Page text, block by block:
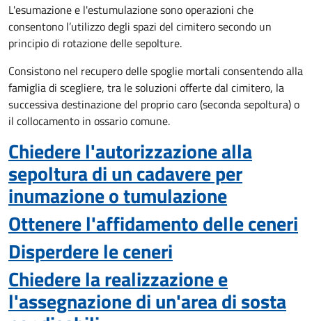
L'esumazione e l'estumulazione sono operazioni che
consentono l’utilizzo degli spazi del cimitero secondo un
principio di rotazione delle sepolture.
Consistono nel recupero delle spoglie mortali consentendo alla
famiglia di scegliere, tra le soluzioni offerte dal cimitero, la
successiva destinazione del proprio caro (seconda sepoltura)o
il collocamento in ossario comune.
Chiedere l'autorizzazione alla
sepoltura di un cadavere per
inumazione o tumulazione
Ottenere l'affidamento delle ceneri
Disperdere le ceneri
Chiedere la realizzazione e
l'assegnazione di un'area di sosta